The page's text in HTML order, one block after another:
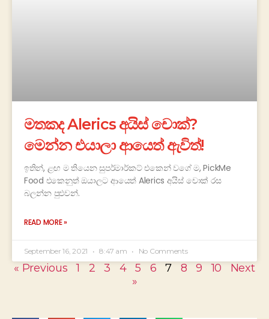
මතකද Alerics අයිස් චොක්?
මෙන්න එයාලා ආයෙත් ඇවිත්!
ඉතින්, ළඟ ම තියෙන සුපර්මාර්කට් එකෙන් වගේ ම, PickMe
Food එකෙනුත් ඔයාලට ආයෙත් Alerics අයිස් චොක් රස
බලන්න පුළුවන්.
READ MORE »
September 16, 2021 8:47 am No Comments
« Previous 1 2 3 4 5 6 7 8 9 10
Next
»